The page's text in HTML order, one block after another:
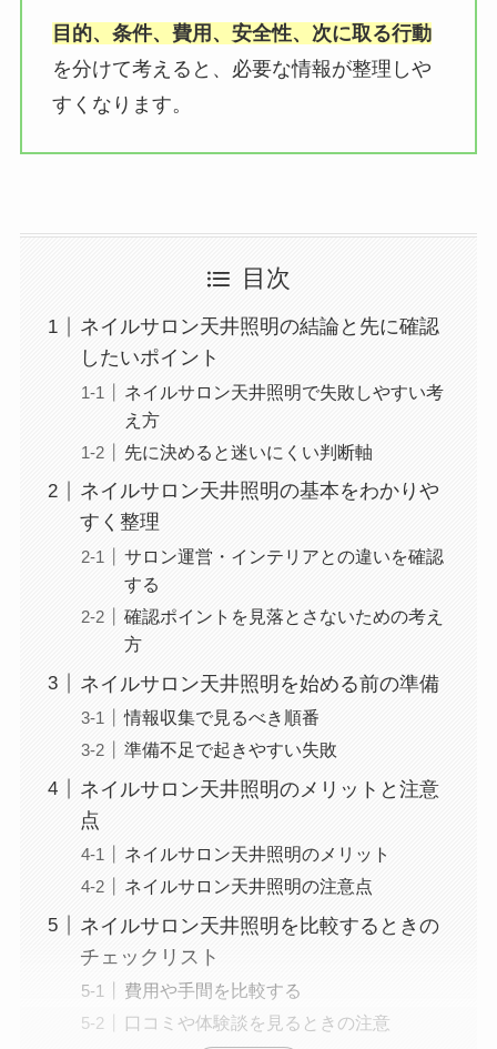
目的、条件、費用、安全性、次に取る行動
を分けて考えると、必要な情報が整理しや
すくなります。
目次
ネイルサロン天井照明の結論と先に確認
したいポイント
ネイルサロン天井照明で失敗しやすい考
え方
先に決めると迷いにくい判断軸
ネイルサロン天井照明の基本をわかりや
すく整理
サロン運営・インテリアとの違いを確認
する
確認ポイントを見落とさないための考え
方
ネイルサロン天井照明を始める前の準備
情報収集で見るべき順番
準備不足で起きやすい失敗
ネイルサロン天井照明のメリットと注意
点
ネイルサロン天井照明のメリット
ネイルサロン天井照明の注意点
ネイルサロン天井照明を比較するときの
チェックリスト
費用や手間を比較する
口コミや体験談を見るときの注意